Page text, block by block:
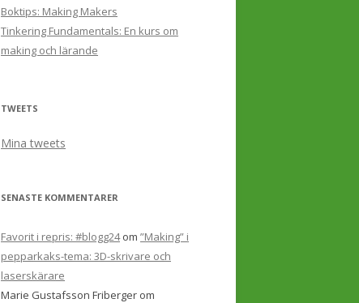
Boktips: Making Makers
Tinkering Fundamentals: En kurs om
making och lärande
TWEETS
Mina tweets
SENASTE KOMMENTARER
Favorit i repris: #blogg24om ”Making” i
pepparkaks-tema: 3D-skrivare och
laserskärare
Marie Gustafsson Friberger om